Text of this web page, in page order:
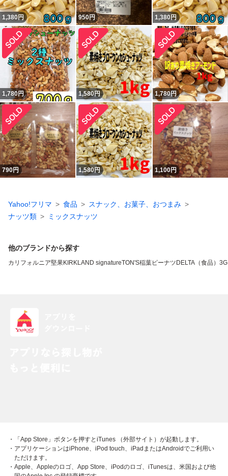
1,380円 950円 1,380円
1,780円 1,580円 1,780円
790円 1,580円 1,100円
Yahoo!フリマ 食品
スナック、お菓子、おつまみ
ナッツ類
ミックスナッツ
他のブランドから探す
カリフォルニア堅果KIRKLAND signatureTON'S稲葉ピーナツ DELTA（食品）
・「App Store」ボタンを押すとiTunes （外部サイト）が起動します。
・アプリケーションはiPhone、iPod touch、iPadまたはAndroidでご利用い
ただけます。
・Apple、Appleのロゴ、App Store、iPodのロゴ、iTunesは、米国および他